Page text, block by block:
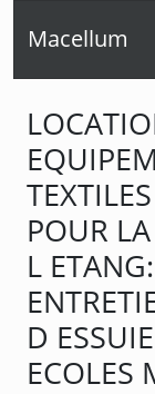
Macellum
POUR
L
D
ECOLES